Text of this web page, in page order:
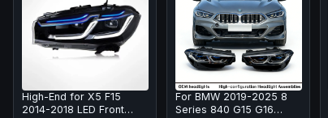
High-End for X5 F15
2014-2018 LED Front
For BMW 2019-2025 8
Series 840 G15 G16